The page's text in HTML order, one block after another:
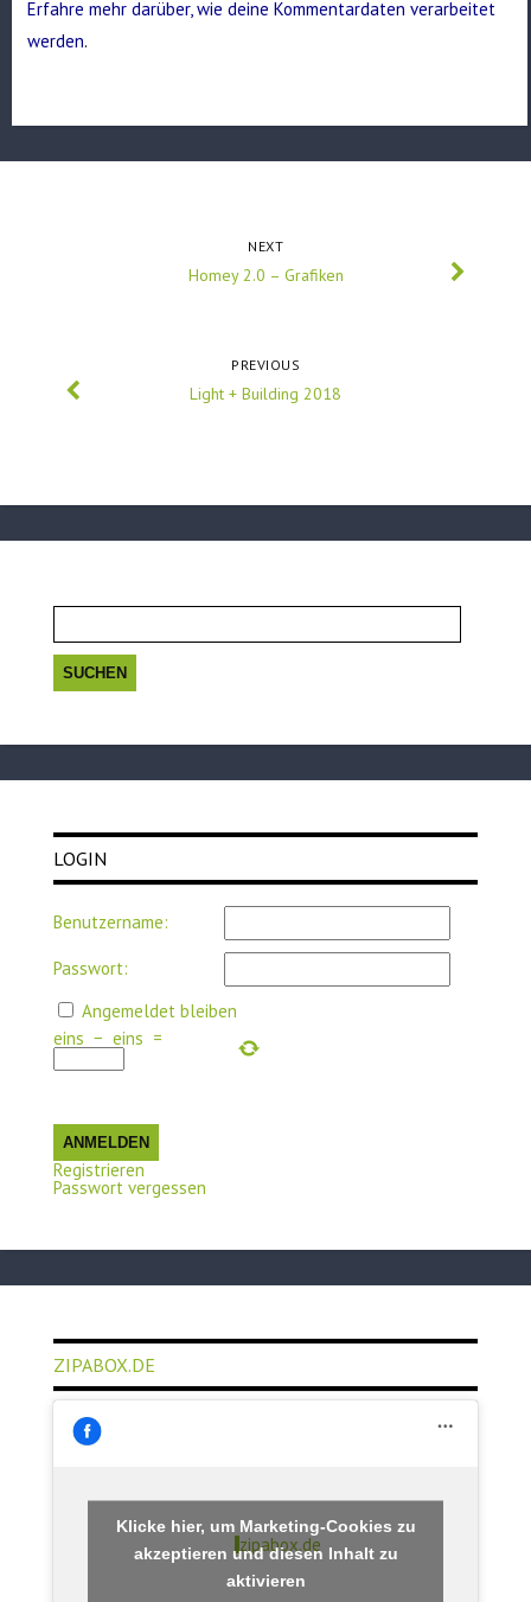
Erfahre mehr darüber, wie deine Kommentardaten verarbeitet
werden.
NEXT
Homey 2.0 – Grafiken
PREVIOUS
Light + Building 2018
LOGIN
Benutzername:
Passwort:
Angemeldet bleiben
eins − eins =
ANMELDEN
Registrieren
Passwort vergessen
ZIPABOX.DE
zipabox.de
Klicke hier, um Marketing-Cookies zu
akzeptieren und diesen Inhalt zu
aktivieren